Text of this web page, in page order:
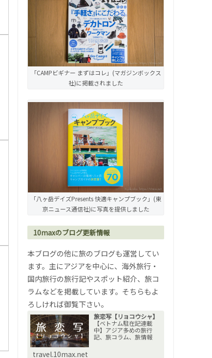
「CAMPビギナー まずはコレ」(マガジンボックス
社)に掲載されました
「八ヶ岳デイズPresents 快適キャンプブック」(東
京ニュース通信社)に写真を提供しました
10maxのブログ更新情報
本ブログの他に旅のブログも運営してい
ます。主にアジアを中心に、海外旅行・
国内旅行の旅行記やスポット紹介、旅コ
ラムなどを掲載しています。そちらもよ
ろしければ御覧下さい。
旅恋写【リョコウシャ】
【ベトナム駐在記連載
中】アジア多めの旅行
記、旅コラム、旅情報
travel.10max.net